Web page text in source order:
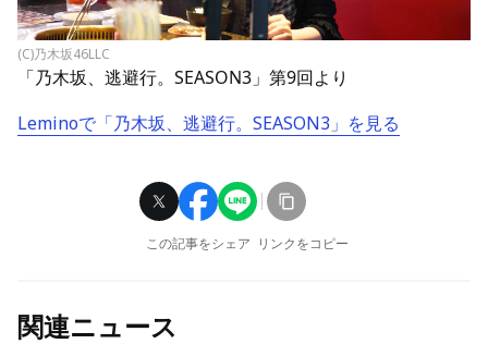
(C)乃木坂46LLC
「乃木坂、逃避行。SEASON3」第9回より
Leminoで「乃木坂、逃避行。SEASON3」を見る
この記事をシェア リンクをコピー
関連ニュース